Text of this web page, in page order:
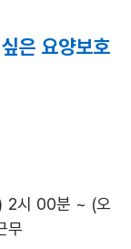
은 요양보호
2시 00분 ~ (오
무